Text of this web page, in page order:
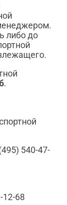
либо до
.
540-47-
12-68